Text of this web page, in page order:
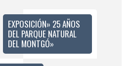
EXPOSICIÓN» 25 AÑOS
DEL PARQUE NATURAL
DEL MONTGÓ»